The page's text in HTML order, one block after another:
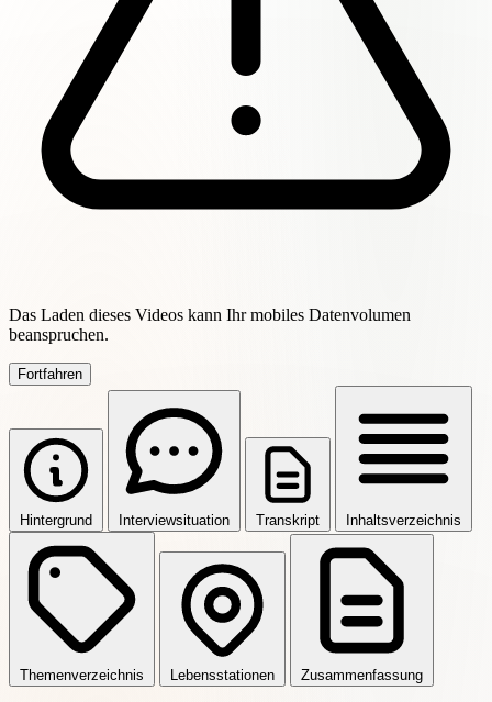
Das Laden dieses Videos kann Ihr mobiles Datenvolumen
beanspruchen.
Fortfahren
Hintergrund Interviewsituation Transkript Inhaltsverzeichnis
Themenverzeichnis Lebensstationen Zusammenfassung